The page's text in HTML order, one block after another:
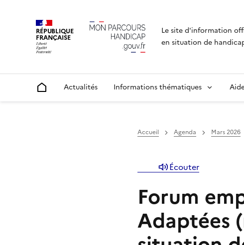
RÉPUBLIQUE
FRANÇAISE
Le site d'information
en situation de
Accueil Actualités Informations thématiques
Accueil Agenda Mars 2026
Écouter
Forum
Adaptées